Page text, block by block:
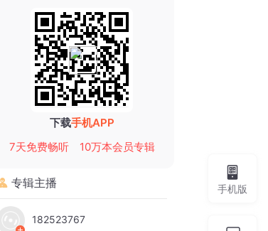
下载手机APP
7天免费畅听
10万本会员专辑
专辑主播
182523767
手机版